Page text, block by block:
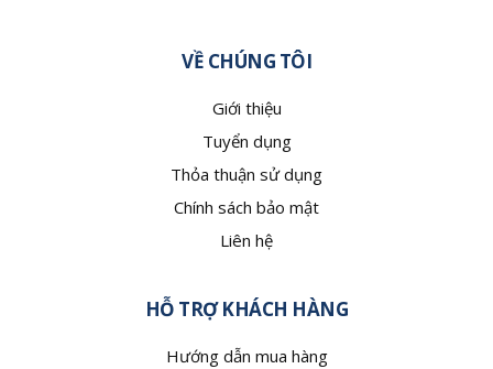
VỀ CHÚNG TÔI
Giới thiệu
Tuyển dụng
Thỏa thuận sử dụng
Chính sách bảo mật
Liên hệ
HỖ TRỢ KHÁCH HÀNG
Hướng dẫn mua hàng